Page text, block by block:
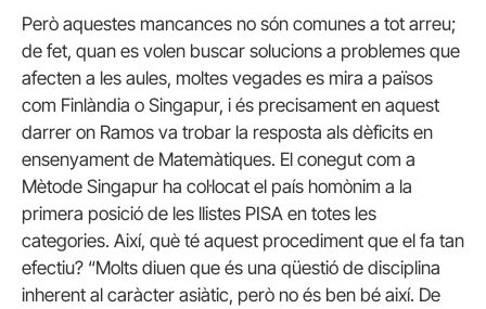
Però aquestes mancances no són comunes a tot arreu;
de fet, quan es volen buscar solucions a problemes que
afecten a les aules, moltes vegades es mira a països
com Finlàndia o Singapur, i és precisament en aquest
darrer on Ramos va trobar la resposta als dèficits en
ensenyament de Matemàtiques. El conegut com a
Mètode Singapur ha col·locat el país homònim a la
primera posició de les llistes PISA en totes les
categories. Així, què té aquest procediment que el fa tan
efectiu? “Molts diuen que és una qüestió de disciplina
inherent al caràcter asiàtic, però no és ben bé així. De